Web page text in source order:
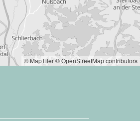
© MapTiler© OpenStreetMap contributors